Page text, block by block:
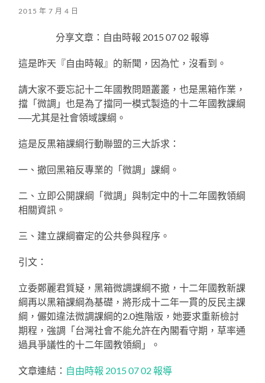
2015 年 7 月 4 日
分享文章：自由時報 2015 07 02 報導
這是昨天『自由時報』的新聞，因為忙，沒看到。
請大家不要忘記十二年國教問題叢叢，也是黑箱作業，
擋「微調」也是為了擋同一模式製造的十二年國教課綱
──尤其是社會領域課綱。
這是反黒箱課綱行動聯盟的三大訴求：
一、撤回黑箱反專業的「微調」課綱。
二、立即公開課綱「微調」與制定中的十二年國教領綱
相關資訊。
三、建立課綱審定的公共參與程序。
引文：
立委鄭麗君質疑，黑箱微調課綱不撤，十二年國教新課
綱再以黑箱課綱為基礎，將形成十二年一貫的反民主課
綱，儼如違法微調課綱的2.0進階版，她要求重新檢討
期程，強調「台灣社會不能允許在內閣看守期，草率通
過具爭議性的十二年國教領綱」。
文章連結： 自由時報 2015 07 02 報導